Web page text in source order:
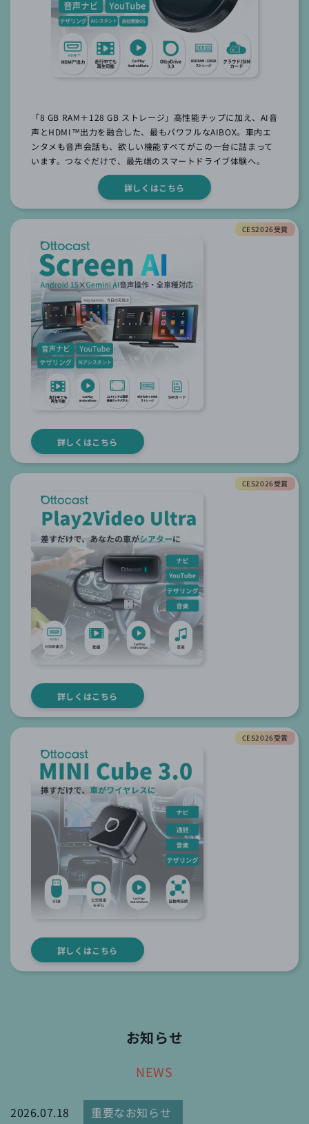
「8 GB RAM＋128 GB ストレージ」⾼性能チップに加え、AI⾳
声とHDMI™出⼒を融合した、最もパワフルなAIBOX。⾞内エ
ンタメも⾳声会話も、欲しい機能すべてがこの⼀台に詰まって
います。つなぐだけで、最先端のスマートドライブ体験へ。
詳しくはこちら
CES2026受賞
詳しくはこちら
CES2026受賞
詳しくはこちら
CES2026受賞
詳しくはこちら
お知らせ
NEWS
2026.07.18
重要なお知らせ